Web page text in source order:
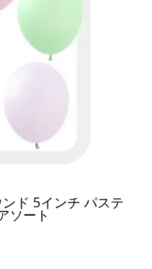
ド 5インチ パステ
ソート